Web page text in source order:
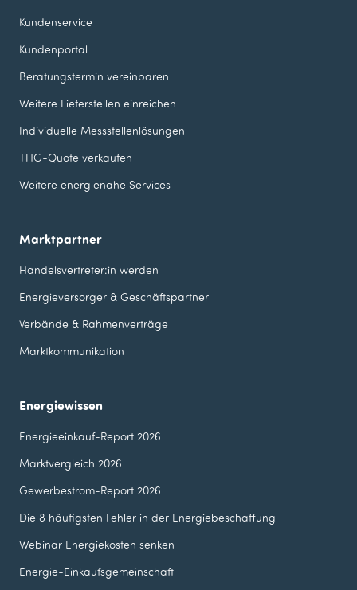
Kundenservice
Kundenportal
Beratungstermin vereinbaren
Weitere Lieferstellen einreichen
Individuelle Messstellen­lösungen
THG-Quote verkaufen
Weitere energienahe Services
Marktpartner
Handelsvertreter:in werden
Energieversorger & Geschäfts­partner
Verbände & Rahmenverträge
Marktkommunikation
Energiewissen
Energieeinkauf-Report 2026
Marktvergleich 2026
Gewerbestrom-Report 2026
Die 8 häufigsten Fehler in der Energie­beschaffung
Webinar Energie­kosten senken
Energie-Einkaufsgemeinschaft